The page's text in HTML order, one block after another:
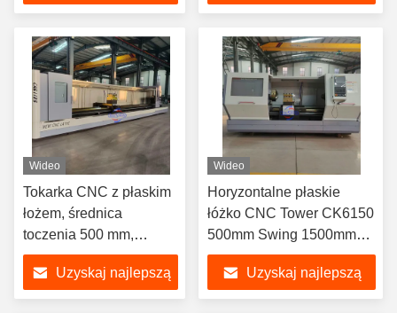
Wideo
Tokarka CNC z płaskim
łożem, średnica
toczenia 500 mm,
długość obrabianego
przedmiotu 1500 mm
Uzyskaj najlepszą
Wideo
Horyzontalne płaskie
łóżko CNC Tower CK6150
500mm Swing 1500mm
Workpiece
Uzyskaj najlepszą